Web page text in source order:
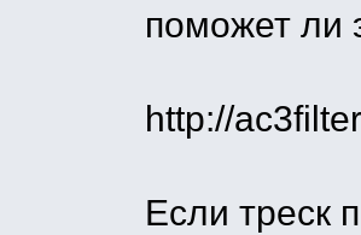
поможет ли
http://
Если треск